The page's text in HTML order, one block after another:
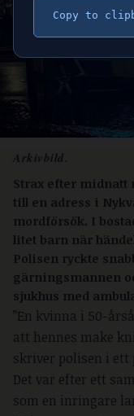
Arkivbild.
Strax efter midnatt
till en adress i
mordförsök. I
litet barn när
Polisen ryckte
gärningsmannen
sjukhus med
”En kvinna i 50-
att hennes make
skriver polisen i ett
Det var efter ett
som en inringare
Copy to